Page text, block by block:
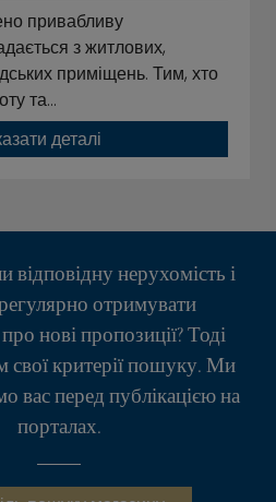
привабливу
з житлових,
приміщень. Тим, хто
та…
деталі
відповідну нерухомість і
отримувати
нові пропозиції? Тоді
свої критерії пошуку. Ми
вас перед публікацією на
порталах.